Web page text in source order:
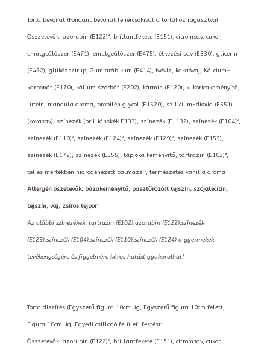
Torta bevonat (Fondant bevonat fehércsokival a tortához ragasztva):
Összetevők: azorubin (E122)*, brillantfekete (E151), citromsav, cukor,
emulgeálószer (E471), emulgeálószer (E475), étkezési sav (E330), glicerin
(E422), glükózszirup, Gumiarábikum (E414), ivóvíz, kakaóvaj, Kálcium-
karbonát (E170), kálium szorbát (E202), kármin (E120), kukoricakeményítő,
lutein, mandula aroma, propilén glycol (E1520), szilícium-dioxid (E551)
(kovasav), színezék (brilliánskék E133), színezék (E-132), színezék (E104)*,
színezék (E110)*, színezék (E124)*, színezék (E129)*, színezék (E153),
színezék (E172), színezék (E555), tápióka keményítő, tartrazin (E102)*,
teljes mértékben hidrogénezett pálmazsír, természetes vanília aroma
Allergén öszetevők: búzakeményítő, pasztőrözött tejszín, szójalecitin,
tejszín, vaj, zsíros tejpor
Az alábbi színezékek: tartrazin (E102),azorubin (E122),színezék
(E129),színezék (E104),színezék (E110),színezék (E124) a gyermekek
tevékenységére és figyelmére káros hatást gyakorolhat!
Torta díszítés (Egyszerű figura 10cm-ig, Egyszerű figura 10cm felett,
Figura 10cm-ig, Egyedi csillogó felületi festés):
Összetevők: azorubin (E122)*, brillantfekete (E151), citromsav, cukor,